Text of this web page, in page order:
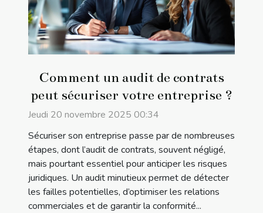
Comment un audit de contrats
peut sécuriser votre entreprise ?
Jeudi 20 novembre 2025 00:34
Sécuriser son entreprise passe par de nombreuses
étapes, dont l’audit de contrats, souvent négligé,
mais pourtant essentiel pour anticiper les risques
juridiques. Un audit minutieux permet de détecter
les failles potentielles, d’optimiser les relations
commerciales et de garantir la conformité...